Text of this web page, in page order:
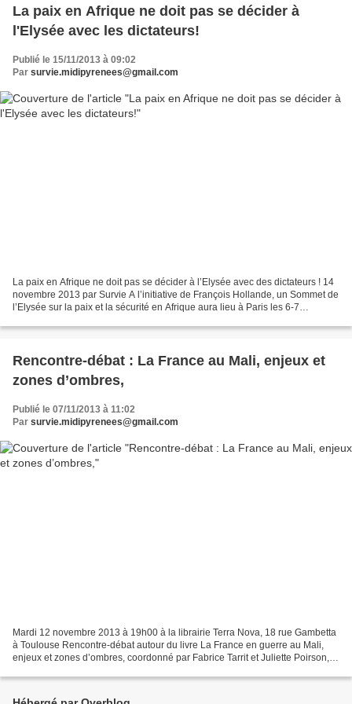
La paix en Afrique ne doit pas se décider à
l'Elysée avec les dictateurs!
Publié le 15/11/2013 à 09:02
Par survie.midipyrenees@gmail.com
La paix en Afrique ne doit pas se décider à l’Elysée avec des dictateurs ! 14
novembre 2013 par Survie A l’initiative de François Hollande, un Sommet de
l’Elysée sur la paix et la sécurité en Afrique aura lieu à Paris les 6-7
Rencontre-débat : La France au Mali, enjeux et
zones d’ombres,
Publié le 07/11/2013 à 11:02
Par survie.midipyrenees@gmail.com
Mardi 12 novembre 2013 à 19h00 à la librairie Terra Nova, 18 rue Gambetta
à Toulouse Rencontre-débat autour du livre La France en guerre au Mali,
enjeux et zones d’ombres, coordonné par Fabrice Tarrit et Juliette Poirson,